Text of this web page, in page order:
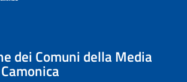
dei Comuni della Media